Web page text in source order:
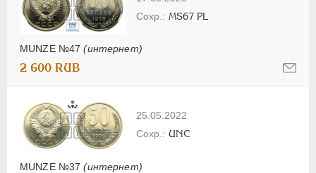
MUNZE №47(интернет)
MS67 PL
2 600 RUB
25.05.2022
MUNZE №37(интернет)
UNC